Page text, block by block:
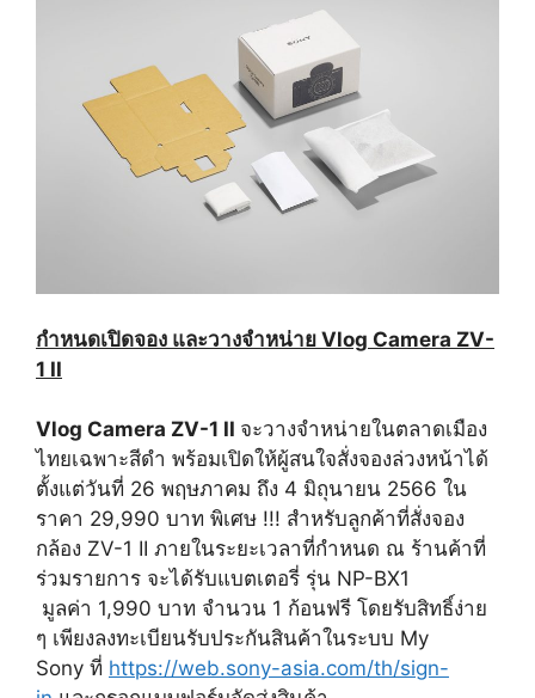
กำหนดเปิดจอง และวางจำหน่าย Vlog Camera ZV-
1 II
Vlog Camera ZV-1 II จะวางจำหน่ายในตลาดเมือง
ไทยเฉพาะสีดำ พร้อมเปิดให้ผู้สนใจสั่งจองล่วงหน้าได้
ตั้งแต่วันที่ 26 พฤษภาคม ถึง 4 มิถุนายน 2566 ใน
ราคา 29,990 บาท พิเศษ !!! สำหรับลูกค้าที่สั่งจอง
กล้อง ZV-1 II ภายในระยะเวลาที่กำหนด ณ ร้านค้าที่
ร่วมรายการ จะได้รับแบตเตอรี่ รุ่น NP-BX1
มูลค่า 1,990 บาท จำนวน 1 ก้อนฟรี โดยรับสิทธิ์ง่าย
ๆ เพียงลงทะเบียนรับประกันสินค้าในระบบ My
Sony ที่ https://web.sony-asia.com/th/sign-